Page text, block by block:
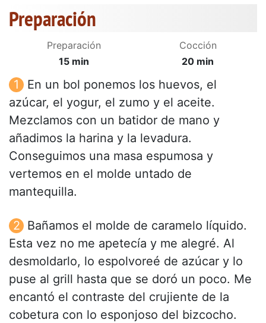
Preparación
Preparación
15 min
Cocción
20 min
En un bol ponemos los huevos, el
azúcar, el yogur, el zumo y el aceite.
Mezclamos con un batidor de mano y
añadimos la harina y la levadura.
Conseguimos una masa espumosa y
vertemos en el molde untado de
mantequilla.
Bañamos el molde de caramelo líquido.
Esta vez no me apetecía y me alegré. Al
desmoldarlo, lo espolvoreé de azúcar y lo
puse al grill hasta que se doró un poco. Me
encantó el contraste del crujiente de la
cobetura con lo esponjoso del bizcocho.